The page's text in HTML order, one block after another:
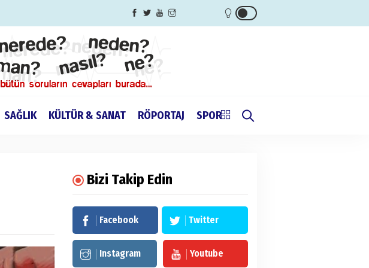
SAĞLIK KÜLTÜR & SANAT RÖPORTAJ SPOR
Bizi Takip Edin
Facebook Twitter
Instagram Youtube